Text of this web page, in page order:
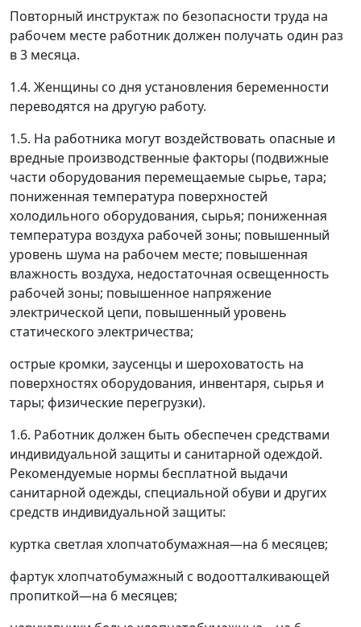
Повторный инструктаж по безопасности труда на
рабочем месте работник должен получать один раз
в 3 месяца.
1.4. Женщины со дня установления беременности
переводятся на другую работу.
1.5. На работника могут воздействовать опасные и
вредные производственные факторы (подвижные
части оборудования перемещаемые сырье, тара;
пониженная температура поверхностей
холодильного оборудования, сырья; пониженная
температура воздуха рабочей зоны; повышенный
уровень шума на рабочем месте; повышенная
влажность воздуха, недостаточная освещенность
рабочей зоны; повышенное напряжение
электрической цепи, повышенный уровень
статического электричества;
острые кромки, заусенцы и шероховатость на
поверхностях оборудования, инвентаря, сырья и
тары; физические перегрузки).
1.6. Работник должен быть обеспечен средствами
индивидуальной защиты и санитарной одеждой.
Рекомендуемые нормы бесплатной выдачи
санитарной одежды, специальной обуви и других
средств индивидуальной защиты:
куртка светлая хлопчатобумажная—на 6 месяцев;
фартук хлопчатобумажный с водоотталкивающей
пропиткой—на 6 месяцев;